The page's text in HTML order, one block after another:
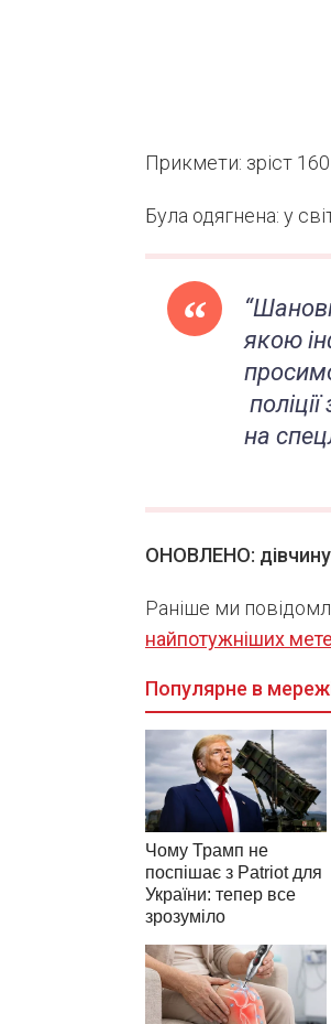
Прикмети: зріст 160
Була одягнена: у
якою
на
ОНОВЛЕНО:
Раніше ми
найпотужніших